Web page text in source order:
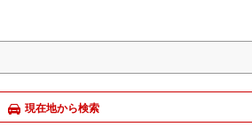
現在地から検索